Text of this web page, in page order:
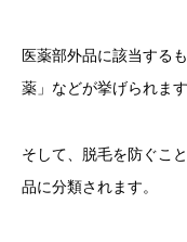
医薬部外品に該当する
薬」などが挙げられます
そして、脱毛を防ぐこ
品に分類されます。